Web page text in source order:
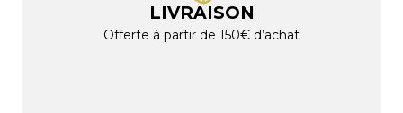
LIVRAISON
Offerte à partir de 150€ d’achat